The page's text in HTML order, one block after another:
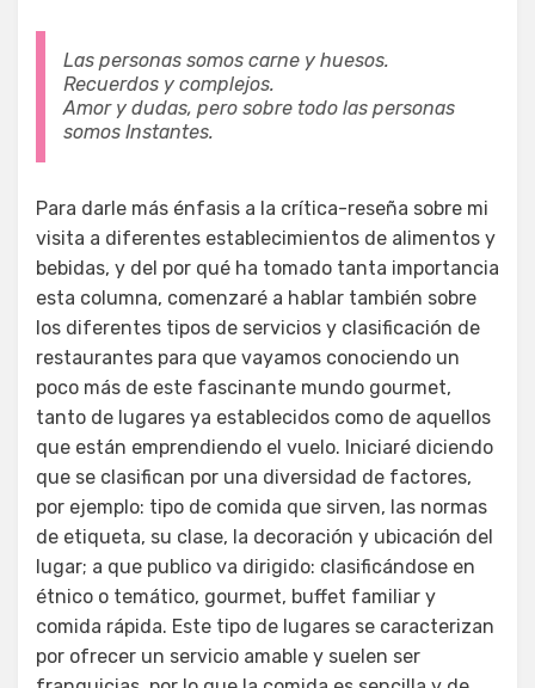
Las personas somos carne y huesos.
Recuerdos y complejos.
Amor y dudas, pero sobre todo las personas
somos Instantes.
Para darle más énfasis a la crítica-reseña sobre mi
visita a diferentes establecimientos de alimentos y
bebidas, y del por qué ha tomado tanta importancia
esta columna, comenzaré a hablar también sobre
los diferentes tipos de servicios y clasificación de
restaurantes para que vayamos conociendo un
poco más de este fascinante mundo gourmet,
tanto de lugares ya establecidos como de aquellos
que están emprendiendo el vuelo. Iniciaré diciendo
que se clasifican por una diversidad de factores,
por ejemplo: tipo de comida que sirven, las normas
de etiqueta, su clase, la decoración y ubicación del
lugar; a que publico va dirigido: clasificándose en
étnico o temático, gourmet, buffet familiar y
comida rápida. Este tipo de lugares se caracterizan
por ofrecer un servicio amable y suelen ser